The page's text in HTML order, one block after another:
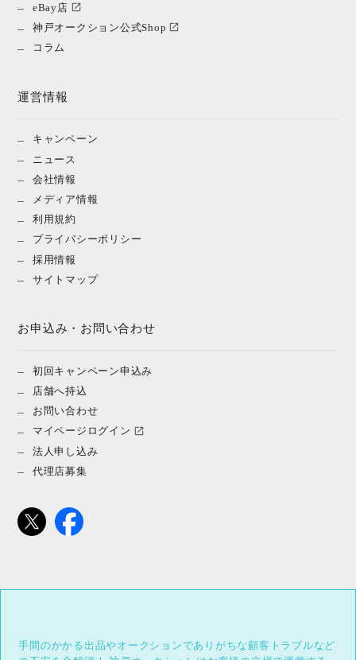
eBay店
神戸オークション公式Shop
コラム
運営情報
キャンペーン
ニュース
会社情報
メディア情報
利用規約
プライバシーポリシー
採用情報
サイトマップ
お申込み・お問い合わせ
初回キャンペーン申込み
店舗へ持込
お問い合わせ
マイページログイン
法人申し込み
代理店募集
手間のかかる出品やオークションでありがちな顧客トラブルなど